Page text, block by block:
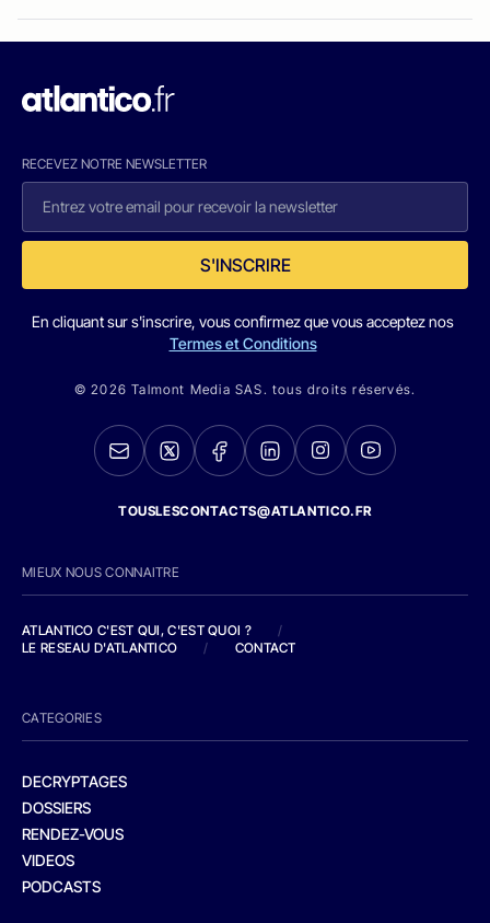
RECEVEZ NOTRE NEWSLETTER
S'INSCRIRE
En cliquant sur s'inscrire, vous confirmez que vous acceptez nos
Termes et Conditions
© 2026 Talmont Media SAS. tous droits réservés.
TOUSLESCONTACTS@ATLANTICO.FR
MIEUX NOUS CONNAITRE
ATLANTICO C'EST QUI, C'EST QUOI ?
/
LE RESEAU D'ATLANTICO
/ CONTACT
CATEGORIES
DECRYPTAGES
DOSSIERS
RENDEZ-VOUS
VIDEOS
PODCASTS